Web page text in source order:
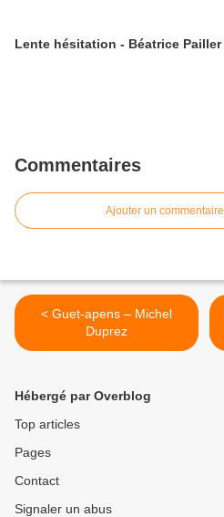
Lente hésitation - Béatrice Pailler
Commentaires
Ajouter un commentaire
< Guet-apens – Michel
Duprez
Hébergé par Overblog
Top articles
Pages
Contact
Signaler un abus